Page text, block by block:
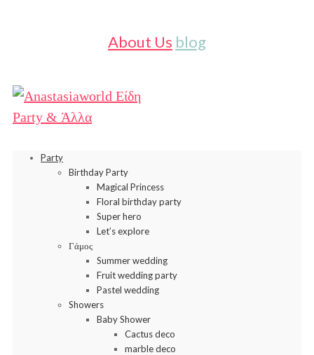
About Us blog
Party
Birthday Party
Magical Princess
Floral birthday party
Super hero
Let’s explore
Γάμος
Summer wedding
Fruit wedding party
Pastel wedding
Showers
Baby Shower
Cactus deco
marble deco